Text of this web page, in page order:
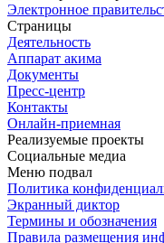
Электронное
Страницы
Деятельность
Аппарат акима
Документы
Пресс-центр
Контакты
Онлайн-приемная
Реализуемые проекты
Социальные медиа
Меню подвал
Политика
Экранный диктор
Термины и обозначения
Правила размещения